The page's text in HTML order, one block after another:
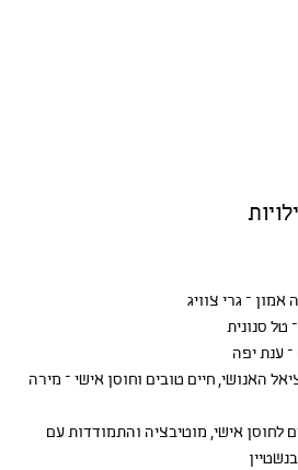
אמון – גרי צוויג
טל סנונית
ענת יפה
האנושי, חיים טובים וחוסן אישי – מירה
לחוסן אישי, מוטיבציה והתמודדות עם